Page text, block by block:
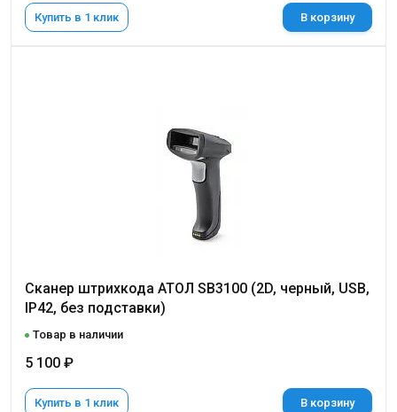
Купить в 1 клик В корзину
Сканер штрихкода АТОЛ SB3100 (2D, черный, USB,
IP42, без подставки)
Товар в наличии
5 100 ₽
Купить в 1 клик В корзину